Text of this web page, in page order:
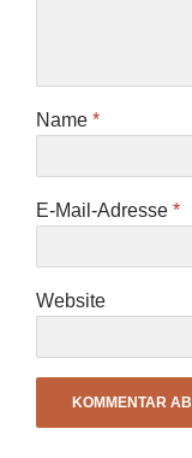
Name *
E-Mail-Adresse *
Website